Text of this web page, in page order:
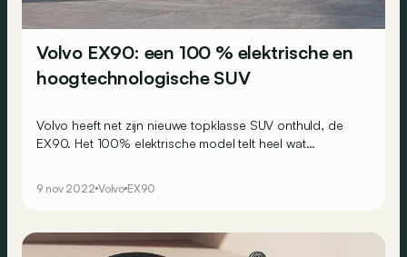
Volvo EX90: een 100 % elektrische en
hoogtechnologische SUV
Volvo heeft net zijn nieuwe topklasse SUV onthuld, de
EX90. Het 100% elektrische model telt heel wat
9 nov 2022 Volvo EX90